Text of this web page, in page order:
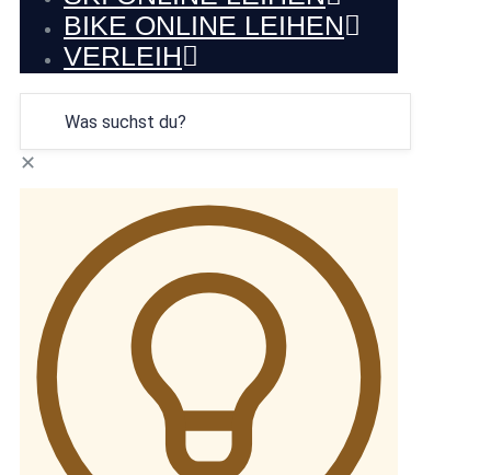
BIKE ONLINE LEIHEN
VERLEIH
✕